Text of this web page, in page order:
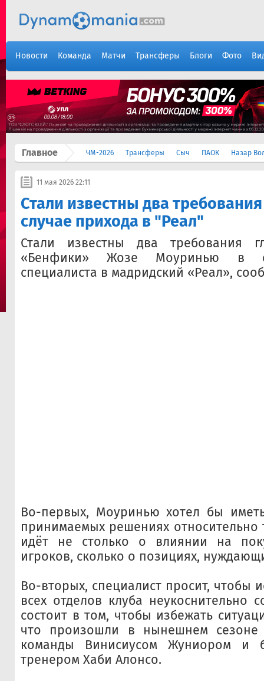
Новости Команда Матчи Трансферы Блоги Фото
Главное ЧМ-2026 Трансферы Сыч ПАОК Назар
11 мая 2026 22:11
Стали известны два
случае прихода в "Реал"
Стали известны два требования
«Бенфики» Жозе Моуринью в
специалиста в мадридский «Реал»,
Во-первых, Моуринью хотел бы
принимаемых решениях относительно
идёт не столько о влиянии на
игроков, сколько о позициях,
Во-вторых, специалист просит, чтобы
всех отделов клуба неукоснительно
состоит в том, чтобы избежать
что произошли в нынешнем сезоне
команды Винисиусом Жуниором и
тренером Хаби Алонсо.